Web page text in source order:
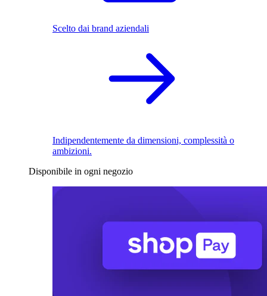
Scelto dai brand aziendali
Indipendentemente da dimensioni, complessità o
ambizioni.
Disponibile in ogni negozio